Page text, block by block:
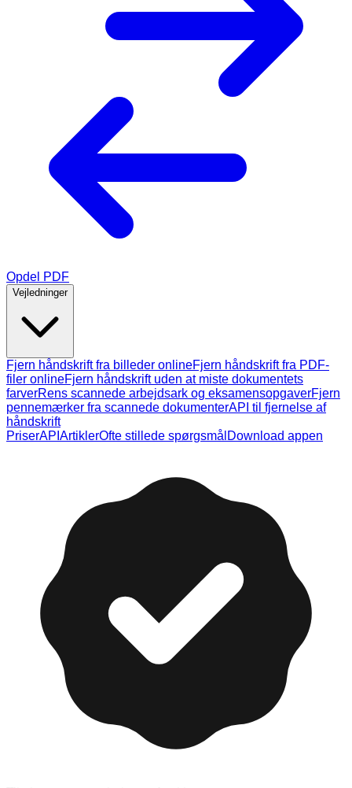
Opdel PDF
Vejledninger
Fjern håndskrift fra billeder onlineFjern håndskrift fra PDF-
filer onlineFjern håndskrift uden at miste dokumentets
farverRens scannede arbejdsark og eksamensopgaverFjern
pennemærker fra scannede dokumenterAPI til fjernelse af
håndskrift
PriserAPI ArtiklerOfte stillede spørgsmål Download appen